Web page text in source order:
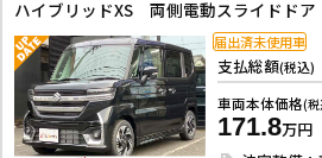
支払総額(税込)
車両本体価格(税
171.8万円
届出済未使用車